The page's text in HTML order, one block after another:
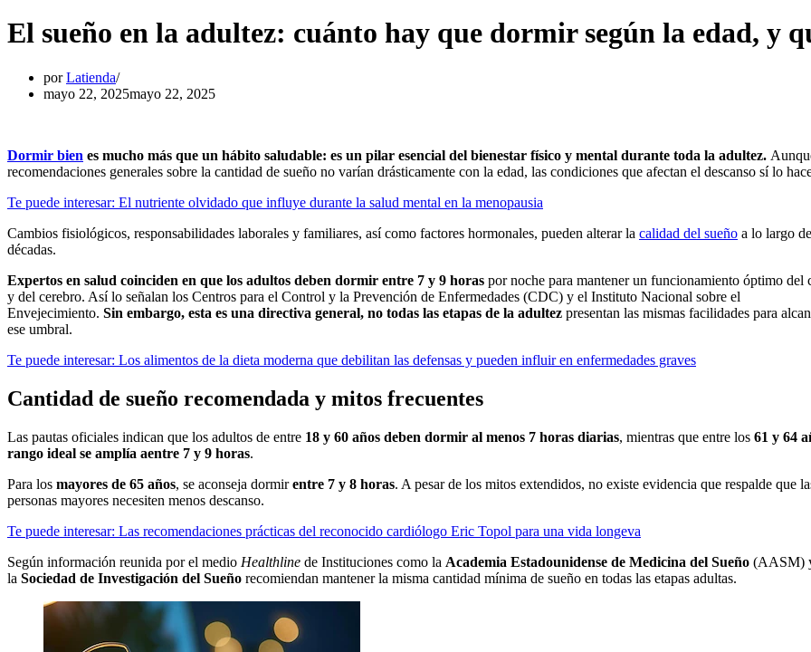
El sueño en la adultez: cuánto hay que dormir según la edad, y
porLatienda
mayo 22, 2025mayo 22, 2025
Dormir bien es mucho más que un hábito saludable: es un pilar esencial del bienestar físico y mental durante toda la adultez.
recomendaciones generales sobre la cantidad de sueño no varían drásticamente con la edad, las condiciones que afectan el descanso sí lo
Te puede interesar: El nutriente olvidado que influye durante la salud mental en la menopausia
Cambios fisiológicos, responsabilidades laborales y familiares, así como factores hormonales, pueden alterar la calidad del sueño a lo largo
décadas.
Expertos en salud coinciden en que los adultos deben dormir entre 7 y 9 horas por noche para mantener un funcionamiento óptimo del
y del cerebro. Así lo señalan los Centros para el Control y la Prevención de Enfermedades (CDC) y el Instituto Nacional sobre el
Envejecimiento. Sin embargo, esta es una directiva general, no todas las etapas de la adultez presentan las mismas facilidades para
ese umbral.
Te puede interesar: Los alimentos de la dieta moderna que debilitan las defensas y pueden influir en enfermedades graves
Cantidad de sueño recomendada y mitos frecuentes
Las pautas oficiales indican que los adultos de entre 18 y 60 años deben dormir al menos 7 horas diarias, mientras que entre los 61 y 64
rango ideal se amplía aentre 7 y 9 horas.
Para los mayores de 65 años, se aconseja dormirentre 7 y 8 horas. A pesar de los mitos extendidos, no existe evidencia que respalde que
personas mayores necesiten menos descanso.
Te puede interesar: Las recomendaciones prácticas del reconocido cardiólogo Eric Topol para una vida longeva
Según información reunida por el medio Healthline de Instituciones como la Academia Estadounidense de Medicina del Sueño (AASM)
la Sociedad de Investigación del Sueño recomiendan mantener la misma cantidad mínima de sueño en todas las etapas adultas.